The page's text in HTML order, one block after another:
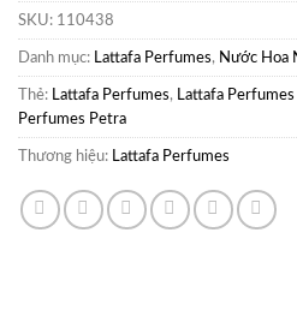
SKU: 110438
Danh mục: Lattafa Perfumes, Nước Hoa
Thẻ: Lattafa Perfumes, Lattafa
Perfumes Petra
Thương hiệu: Lattafa Perfumes